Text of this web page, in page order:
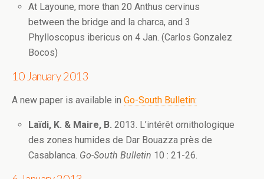
At Layoune, more than 20 Anthus cervinus
between the bridge and la charca, and 3
Phylloscopus ibericus on 4 Jan. (Carlos Gonzalez
Bocos)
10 January 2013
A new paper is available in Go-South Bulletin:
Laïdi, K. & Maire, B. 2013. L’intérêt ornithologique
des zones humides de Dar Bouazza près de
Casablanca. Go-South Bulletin 10 : 21-26.